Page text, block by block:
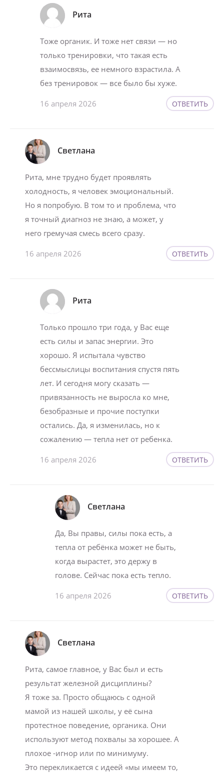
Рита
Тоже органик. И тоже нет связи — но
только тренировки, что такая есть
взаимосвязь, ее немного взрастила. А
без тренировок — все было бы хуже.
16 апреля 2026 ОТВЕТИТЬ
Светлана
Рита, мне трудно будет проявлять
холодность, я человек эмоциональный.
Но я попробую. В том то и проблема, что
я точный диагноз не знаю, а может, у
него гремучая смесь всего сразу.
16 апреля 2026 ОТВЕТИТЬ
Рита
Только прошло три года, у Вас еще
есть силы и запас энергии. Это
хорошо. Я испытала чувство
бессмыслицы воспитания спустя пять
лет. И сегодня могу сказать —
привязанность не выросла ко мне,
безобразные и прочие поступки
остались. Да, я изменилась, но к
сожалению — тепла нет от ребенка.
16 апреля 2026 ОТВЕТИТЬ
Светлана
Да, Вы правы, силы пока есть, а
тепла от ребёнка может не быть,
когда вырастет, это держу в
голове. Сейчас пока есть тепло.
16 апреля 2026 ОТВЕТИТЬ
Светлана
Рита, самое главное, у Вас был и есть
результат железной дисциплины?
Я тоже за. Просто общаюсь с одной
мамой из нашей школы, у её сына
протестное поведение, органика. Они
используют метод похвалы за хорошее. А
плохое -игнор или по минимуму.
Это перекликается с идеей «мы имеем то,